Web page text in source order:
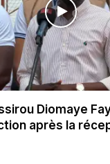
Diomaye
après la